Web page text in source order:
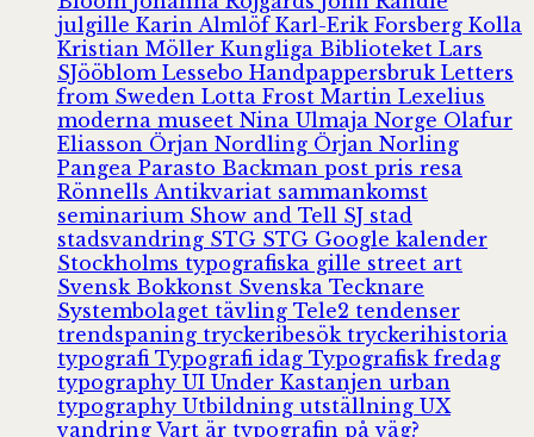
julgille Karin Almlöf Karl-Erik Forsberg Kolla
Kristian Möller Kungliga Biblioteket Lars
SJööblom Lessebo Handpappersbruk Letters
from Sweden Lotta Frost Martin Lexelius
moderna museet Nina Ulmaja Norge Olafur
Eliasson Örjan Nordling Örjan Norling
Pangea Parasto Backman post pris resa
Rönnells Antikvariat sammankomst
seminarium Show and Tell SJ stad
stadsvandring STG STG Google kalender
Stockholms typografiska gille street art
Svensk Bokkonst Svenska Tecknare
Systembolaget tävling Tele2 tendenser
trendspaning tryckeribesök tryckerihistoria
typografi Typografi idag Typografisk fredag
typography UI Under Kastanjen urban
typography Utbildning utställning UX
vandring Vart är typografin på väg?